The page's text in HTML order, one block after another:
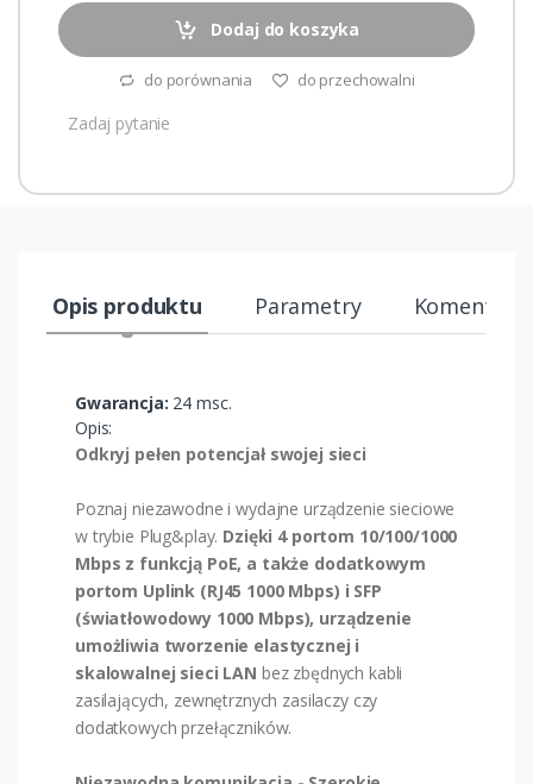
Dodaj do koszyka
do porównania do przechowalni
Zadaj pytanie
Opis produktu Parametry
Gwarancja: 24 msc.
Opis:
Odkryj pełen potencjał swojej sieci
Poznaj niezawodne i wydajne urządzenie sieciowe
w trybie Plug&play. Dzięki 4 portom 10/100/1000
Mbps z funkcją PoE, a także dodatkowym
portom Uplink (RJ45 1000 Mbps) i SFP
(światłowodowy 1000 Mbps), urządzenie
umożliwia tworzenie elastycznej i
skalowalnej sieci LAN bez zbędnych kabli
zasilających, zewnętrznych zasilaczy czy
dodatkowych przełączników.